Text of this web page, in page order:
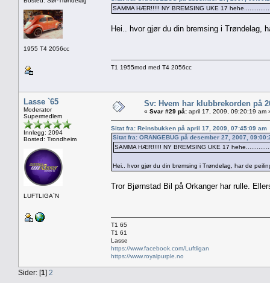
1955 T4 2056cc
SAMMA HÆR!!!!! NY BREMSING UKE 17
Hei.. hvor gjør du din bremsing i Trøndelag,
T1 1955mod med T4 2056cc
Lasse `65
Moderator
Supermedlem
Innlegg: 2094
Bosted: Trondheim
LUFTLIGA`N
Sv: Hvem har klubbrekorden på
« Svar #29 på: april 17, 2009, 09:20:19 am
Sitat fra: Reinsbukken på april 17, 2009, 07:45:09 am
Sitat fra: ORANGEBUG på desember 27, 2007,
SAMMA HÆR!!!!! NY BREMSING UKE 17
Hei.. hvor gjør du din bremsing i Trøndelag, har de
Tror Bjørnstad Bil på Orkanger har rulle.
T1 65
T1 61
Lasse
https://www.facebook.com/Luftligan
https://www.royalpurple.no
Sider: [1] 2